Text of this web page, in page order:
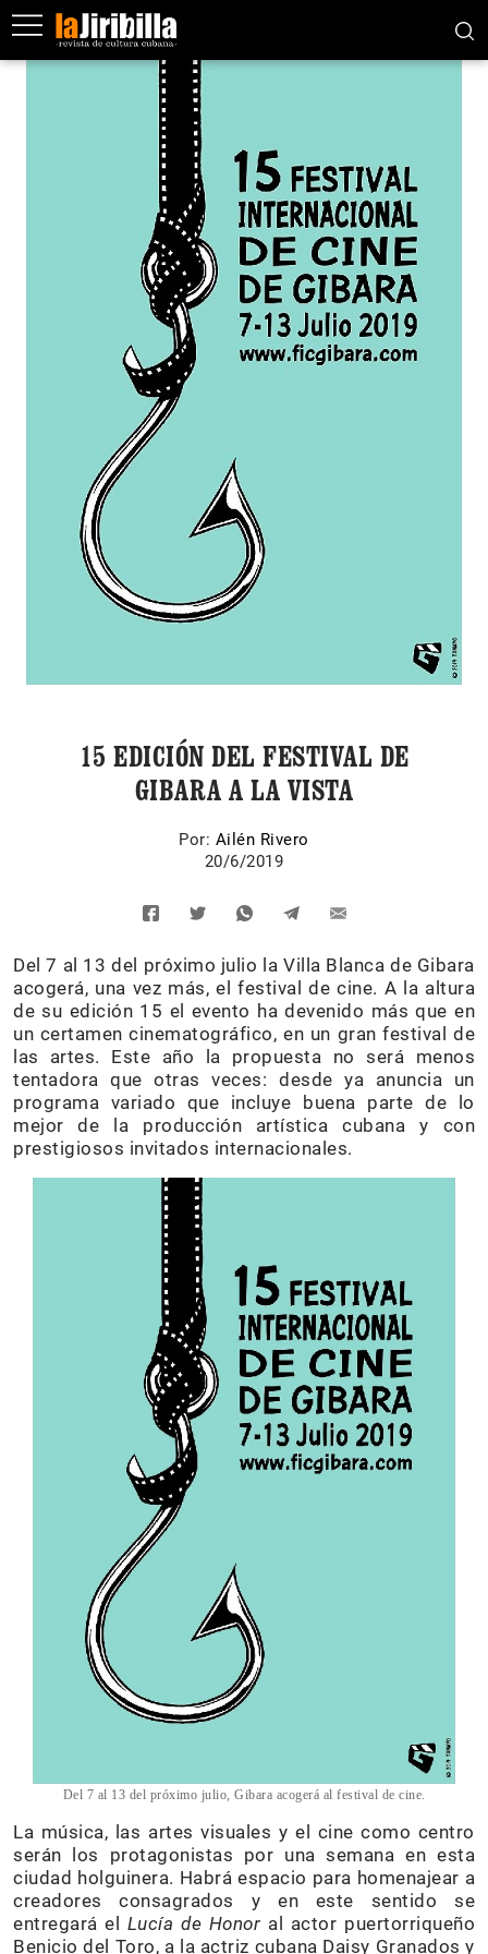
15 EDICIÓN DEL FESTIVAL DE
GIBARA A LA VISTA
Por: Ailén Rivero
20/6/2019
Del 7 al 13 del próximo julio la Villa Blanca de Gibara
acogerá, una vez más, el festival de cine. A la altura
de su edición 15 el evento ha devenido más que en
un certamen cinematográfico, en un gran festival de
las artes. Este año la propuesta no será menos
tentadora que otras veces: desde ya anuncia un
programa variado que incluye buena parte de lo
mejor de la producción artística cubana y con
prestigiosos invitados internacionales.
Del 7 al 13 del próximo julio, Gibara acogerá al festival de cine.
La música, las artes visuales y el cine como centro
serán los protagonistas por una semana en esta
ciudad holguinera. Habrá espacio para homenajear a
creadores consagrados y en este sentido se
entregará el Lucía de Honor al actor puertorriqueño
Benicio del Toro, a la actriz cubana Daisy Granados y